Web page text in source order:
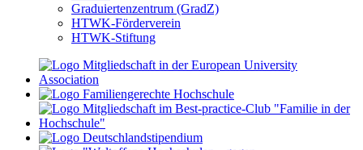
Graduiertenzentrum (GradZ)
HTWK-Förderverein
HTWK-Stiftung